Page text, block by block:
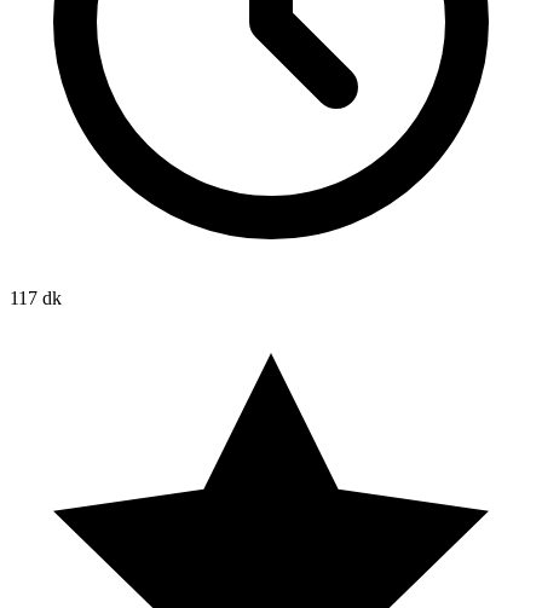
117 dk